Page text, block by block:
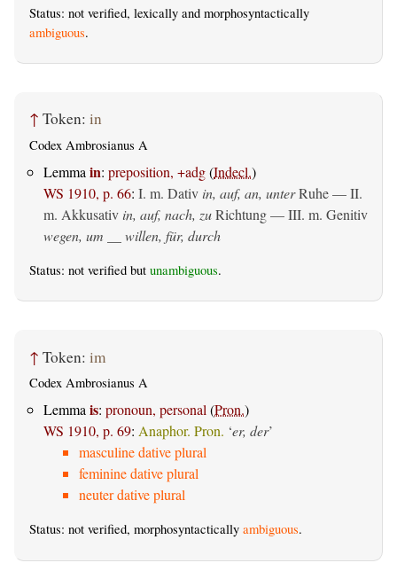
Status: not verified, lexically and morphosyntactically
ambiguous.
↑ Token: in
Codex Ambrosianus A
Lemma in: preposition, +adg(Indecl.)
WS 1910, p. 66: I. m. Dativ in, auf, an, unterRuhe — II.
m. Akkusativ in, auf, nach, zuRichtung — III. m. Genitiv
wegen, um __ willen, für, durch
Status: not verified but unambiguous.
↑ Token: im
Codex Ambrosianus A
Lemmais: pronoun, personal(Pron.)
WS 1910, p. 69: Anaphor. Pron. ‘er, der’
masculine dative plural
feminine dative plural
neuter dative plural
Status: not verified, morphosyntactically ambiguous.